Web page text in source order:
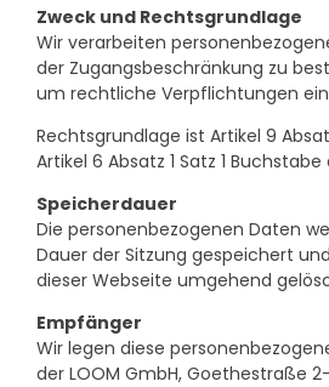
Zweck und Rechtsgrundlage
Wir verarbeiten
der Zugangsbeschränkung zu
um rechtliche Verpflichtungen
Rechtsgrundlage ist Artikel 9
Artikel 6 Absatz 1 Satz 1 Buchstabe
Speicherdauer
Die personenbezogenen Daten
Dauer der Sitzung gespeichert
dieser Webseite umgehend
Empfänger
Wir legen diese
der LOOM GmbH, Goethestraße